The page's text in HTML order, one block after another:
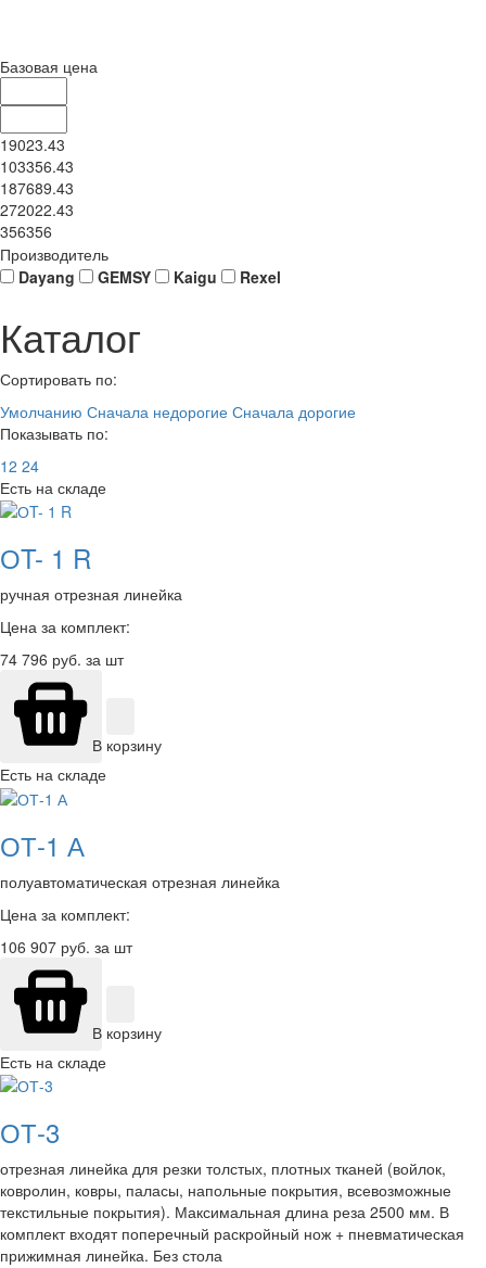
Базовая цена
19023.43
103356.43
187689.43
272022.43
356356
Производитель
Dayang
GEMSY Kaigu Rexel
Каталог
Сортировать по:
Умолчанию Сначала недорогие Сначала дорогие
Показывать по:
12 24
Есть на складе
ОT- 1 R
ручная отрезная линейка
Цена за комплект:
74 796 руб. за шт
В корзину
Есть на складе
ОТ-1 А
полуавтоматическая отрезная линейка
Цена за комплект:
106 907 руб. за шт
В корзину
Есть на складе
ОТ-3
отрезная линейка для резки толстых, плотных тканей (войлок,
ковролин, ковры, паласы, напольные покрытия, всевозможные
текстильные покрытия). Максимальная длина реза 2500 мм. В
комплект входят поперечный раскройный нож + пневматическая
прижимная линейка. Без стола